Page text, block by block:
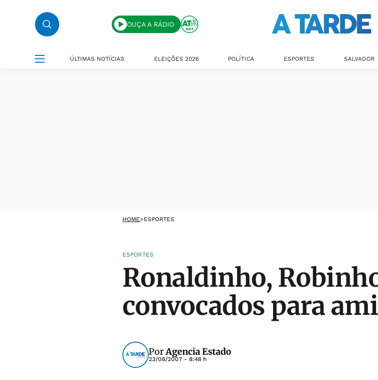
OUÇA A RÁDIO
ÚLTIMAS NOTÍCIAS ELEIÇÕES 2026 POLÍTICA ESPORTES SALVADOR
HOME>ESPORTES
ESPORTES
Ronaldinho,
convocados para
PorAgencia Estado
23/08/2007 - 8:48 h